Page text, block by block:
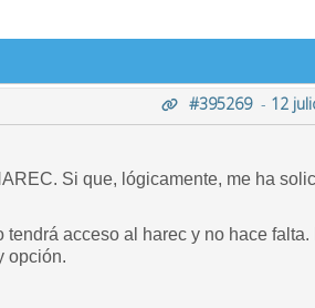
#395269- 12
Si que, lógicamente, me ha
acceso al harec y no hace falta.
opción.